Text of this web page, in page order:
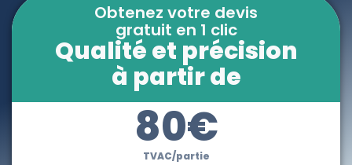
Obtenez votre devis
gratuit en 1 clic
Qualité et précision
à partir de
80€
TVAC/partie